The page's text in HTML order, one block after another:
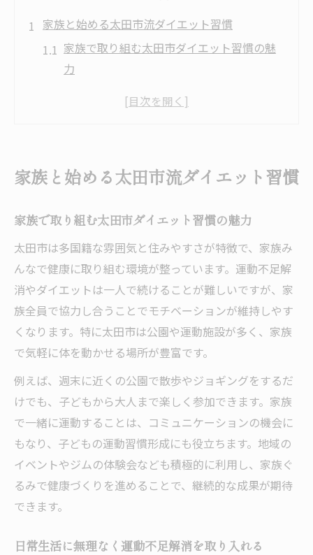
家族と始める太田市流ダイエット習慣
家族で取り組む太田市ダイエット習慣の魅
力
日常生活に無理なく運動不足解消を取り入
太田市在住女性に最適なダイエットの始め
家族と一緒に続ける簡単運動とダイエット
法
健康維持へ導く運動不足解消の秘訣
運動不足解消で叶える健康的なダイエット
習慣
毎日の運動が健康維持とダイエットに繋が
る理由
太田市で実感できる運動不足解消の効果と
は
忙しい女性におすすめの運動不足解消方法
ダイエットを楽しく続けるためのコツと工
夫
太田市で人気のダイエット運動を紹介
家族と始める太田市流ダイエット習慣
家族で取り組む太田市ダイエット習慣の魅力
太田市は多国籍な雰囲気と住みやすさが特徴で、家族み
んなで健康に取り組む環境が整っています。運動不足解
消やダイエットは一人で続けることが難しいですが、家
族全員で協力し合うことでモチベーションが維持しやす
くなります。特に太田市は公園や運動施設が多く、家族
で気軽に体を動かせる場所が豊富です。
例えば、週末に近くの公園で散歩やジョギングをするだ
けでも、子どもから大人まで楽しく参加できます。家族
で一緒に運動することは、コミュニケーションの機会に
もなり、子どもの運動習慣形成にも役立ちます。地域の
イベントやジムの体験会なども積極的に利用し、家族ぐ
るみで健康づくりを進めることで、継続的な成果が期待
できます。
日常生活に無理なく運動不足解消を取り入れる